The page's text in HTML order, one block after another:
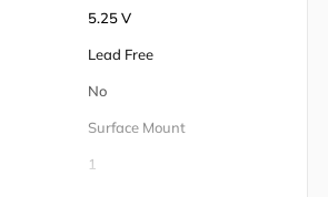
5.25 V
Lead Free
No
Surface Mount
1